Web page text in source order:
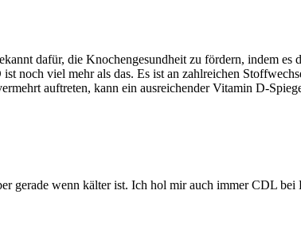
dafür, die Knochengesundheit zu fördern, indem
noch viel mehr als das. Es ist an zahlreichen
auftreten, kann ein ausreichender Vitamin D-
gerade wenn kälter ist. Ich hol mir auch immer CDL bei